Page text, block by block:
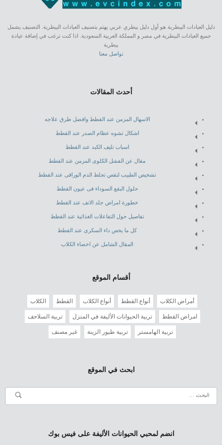
دليل العيادات البيطرية هو أول دليل بيطري عربي يهتم بتصنيف العيادات البيطرية. التصنيف يشمل
جميع العيادات البيطرية في مصر و المملكة العربية السعودية. اذا كنت ترغب في إضافة عيادة
بيطرية
تواصل معنا
أحدث المقالات
الاسهال المزمن عند القطط وافضل طرق علاجه
اشكال تشوه عظام الصدر عند القطط
اسباب تليف الكبد عند القطط
مقال عن الفشل الكلوى المزمن عند القطط
تشخيص الطبيب لنقص تجلط الدم الوراقى عند القطط
حلول البقع السوداء فى عيون القطط
خطورة امراض جلد الانف عند القطط
تفاصيل حول التفاعلات الغذائية عند القطط
كل ما يخص داء السكرى عند القطط
المقال الشامل عن اخصاء الكلاب
أقسام الموقع
أمراض الكلاب أنواع القطط أنواع الكلاب القطط الكلاب
امراض القطط تربية الحيوانات الأليفة في المنزل تربية السلاحف
تربية الهامستر تربية طيور الزينة غير مصنف
ابحث في الموقع
انضم لمحبي الحيوانات الأليفة على فيس بوك